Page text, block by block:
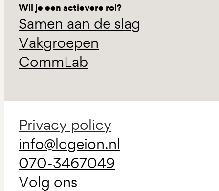
Wil je een actievere rol?
Samen aan de slag
Vakgroepen
CommLab
Privacy policy
info@logeion.nl
070-3467049
Volg ons